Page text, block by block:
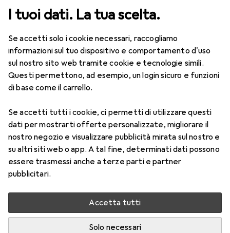
I tuoi dati. La tua scelta.
Se accetti solo i cookie necessari, raccogliamo
informazioni sul tuo dispositivo e comportamento d'uso
sul nostro sito web tramite cookie e tecnologie simili.
Questi permettono, ad esempio, un login sicuro e funzioni
di base come il carrello.
Se accetti tutti i cookie, ci permetti di utilizzare questi
dati per mostrarti offerte personalizzate, migliorare il
nostro negozio e visualizzare pubblicità mirata sul nostro e
su altri siti web o app. A tal fine, determinati dati possono
essere trasmessi anche a terze parti e partner
pubblicitari.
Accetta tutti
Solo necessari
Lenti a contatto Air Optix più HydraGlyde per l'astigmatismo
1 Immagine
Air Optix più HydraGlyde per
-1.75, Obiettivo mensile, 6 pz., Torico
Prezzo in EUR IVA incl.
EUR
47,29 EUR
7,88/1pz.
Consegna tra lun, 17/8 e mer, 19/8
Più di 10 pezzi in stock presso il fornitore